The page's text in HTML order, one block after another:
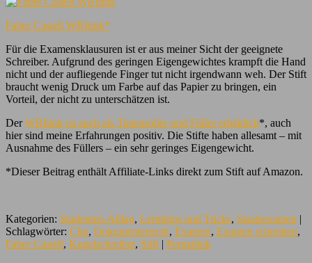
Faber Castell WRItink*
Für die Examensklausuren ist er aus meiner Sicht der geeignete
Schreiber. Aufgrund des geringen Eigengewichtes krampft die Hand
nicht und der aufliegende Finger tut nicht irgendwann weh. Der Stift
braucht wenig Druck um Farbe auf das Papier zu bringen, ein
Vorteil, der nicht zu unterschätzen ist.
DerWRItink ist auch als Tintenroller und Füller erhältlich*, auch
hier sind meine Erfahrungen positiv. Die Stifte haben allesamt – mit
Ausnahme des Füllers – ein sehr geringes Eigengewicht.
*Dieser Beitrag enthält Affiliate-Links direkt zum Stift auf Amazon.
Kategorien: Studenten-Alltag, Lerntipps und Tricks, Staatsexamen |
Schlagwörter: Clip, Dokumentenecht, Examen, Examen schreiben,
Faber Castell, Kugelschreiber, Stift | Permalink